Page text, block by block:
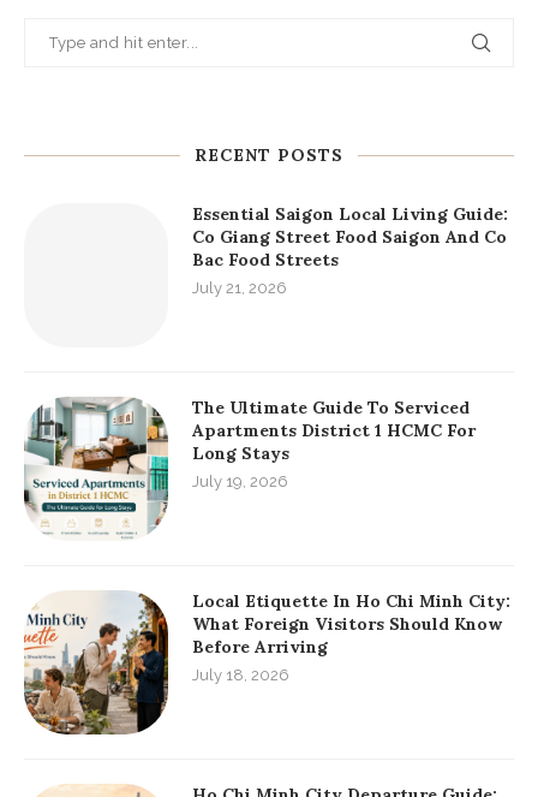
RECENT POSTS
Essential Saigon Local Living Guide:
Co Giang Street Food Saigon And Co
Bac Food Streets
July 21, 2026
The Ultimate Guide To Serviced
Apartments District 1 HCMC For
Long Stays
July 19, 2026
Local Etiquette In Ho Chi Minh City:
What Foreign Visitors Should Know
Before Arriving
July 18, 2026